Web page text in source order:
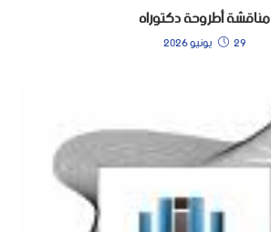
مناقشة أطروحة دكتوراه
29 يونيو 2026